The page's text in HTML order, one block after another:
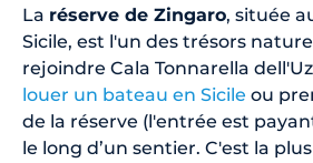
La réserve de Zingaro, située
Sicile, est l'un des trésors
rejoindre Cala Tonnarella
louer un bateau en Sicile ou
de la réserve (l'entrée est
le long d’un sentier. C'est la